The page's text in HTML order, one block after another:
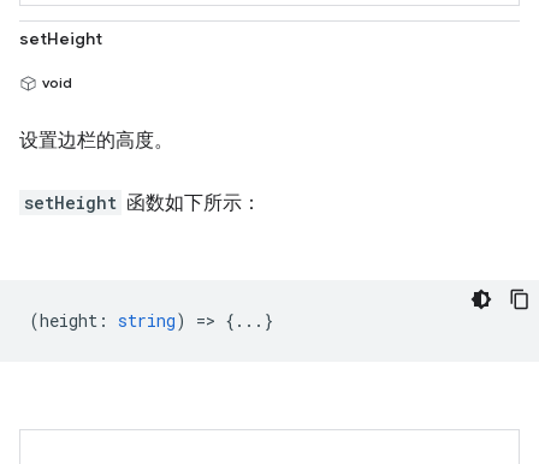
setHeight
void
设置边栏的高度。
setHeight 函数如下所示：
(height : string) => {...}